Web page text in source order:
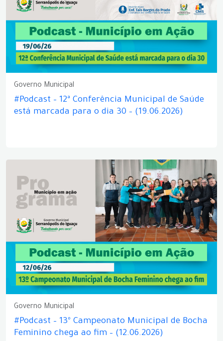
Governo Municipal
#Podcast – 12ª Conferência Municipal de Saúde
está marcada para o dia 30 – (19.06.2026)
Governo Municipal
#Podcast – 13º Campeonato Municipal de Bocha
Feminino chega ao fim – (12.06.2026)